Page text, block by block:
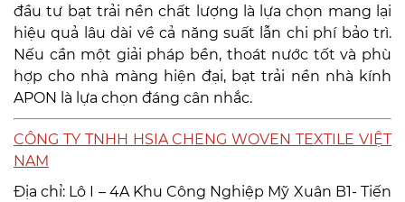
đầu tư bạt trải nền chất lượng là lựa chọn mang lại
hiệu quả lâu dài về cả năng suất lẫn chi phí bảo trì.
Nếu cần một giải pháp bền, thoát nước tốt và phù
hợp cho nhà màng hiện đại, bạt trải nền nhà kính
APON là lựa chọn đáng cân nhắc.
CÔNG TY TNHH HSIA CHENG WOVEN TEXTILE VIỆT
NAM
Địa chỉ: Lô I – 4A Khu Công Nghiệp Mỹ Xuân B1- Tiến